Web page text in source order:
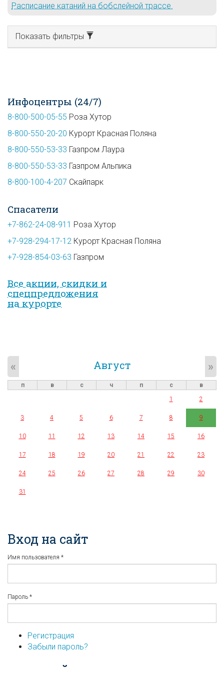
Расписание катаний на бобслейной трассе.
Показать фильтры
Инфоцентры (24/7)
8-800-500-05-55 Роза Хутор
8-800-550-20-20 Курорт Красная Поляна
8-800-550-53-33 Газпром Лаура
8-800-550-53-33 Газпром Альпика
8-800-100-4-207 Скайпарк
Спасатели
+7-862-24-08-911 Роза Хутор
+7-928-294-17-12 Курорт Красная Поляна
+7-928-854-03-63 Газпром
Все акции, скидки и
спец­предложе­ния
на курорте
Август
« »
п в с ч п с
в
1
2
3 4 5 6 7 8 9
10 11 12 13 14 15 16
17 18 19 20 21 22 23
24 25 26 27 28 29 30
31
Вход на сайт
Имя пользователя *
Пароль *
Регистрация
Забыли пароль?
...или войдите используя